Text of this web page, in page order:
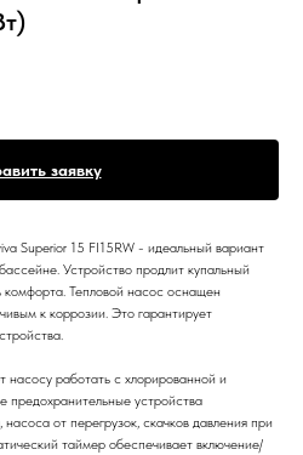
заявку
Superior 15 FI15RW - идеальный вариант
Устройство продлит купальный
комфорта. Тепловой насос оснащен
к коррозии. Это гарантирует
насосу работать с хлорированной и
предохранительные устройства
от перегрузок, скачков давления при
таймер обеспечивает включение/